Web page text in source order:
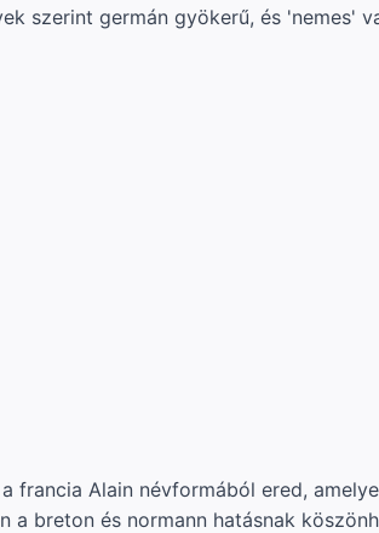
szerint germán gyökerű, és 'nemes'
francia Alain névformából ered,
a breton és normann hatásnak